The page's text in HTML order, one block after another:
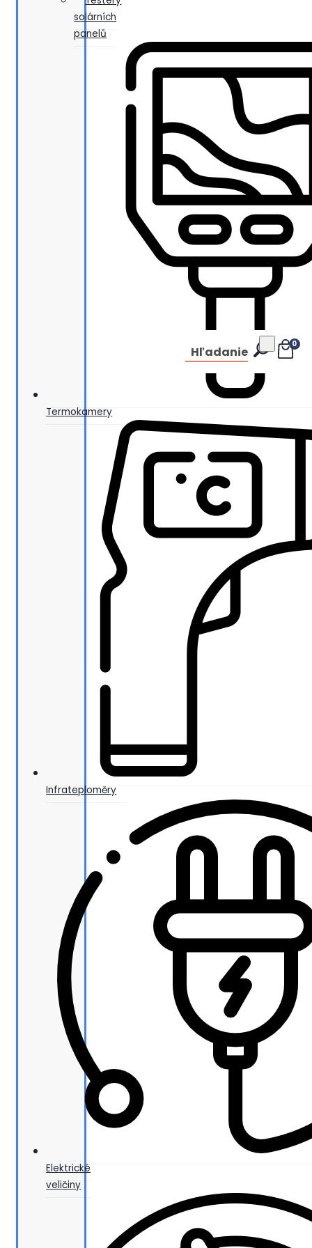
solárních
panelů
Termokamery
Infrateploměry
Elektrické
veličiny
Hľadanie 0